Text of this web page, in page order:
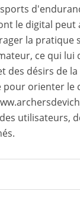
le digital
la pratique
ce qui
des désirs de
pour orienter le
utilisateurs,